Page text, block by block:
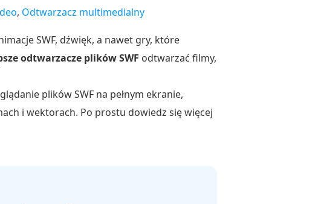
, Odtwarzacz multimedialny
SWF, dźwięk, a nawet gry, które
odtwarzacze plików SWF odtwarzać filmy,
plików SWF na pełnym ekranie,
i wektorach. Po prostu dowiedz się więcej